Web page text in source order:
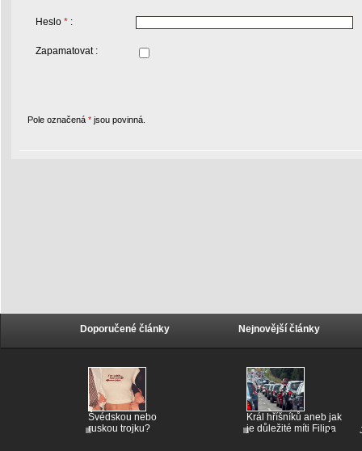
Heslo * :
Zapamatovat :
Pole označená * jsou povinná.
Doporučené články
Švédskou nebo
ruskou trojku?
Nejnovější články
Král hříšníků aneb jak
je důležité míti Filipa